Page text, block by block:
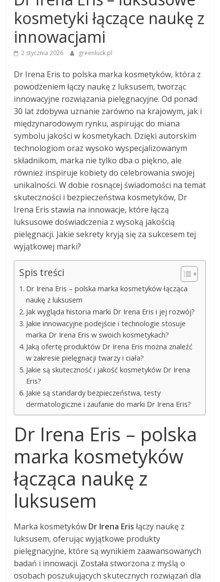
kosmetyki łączące naukę z
innowacjami
2 stycznia 2026 greenluck.pl
Dr Irena Eris to polska marka kosmetyków, która z
powodzeniem łączy naukę z luksusem, tworząc
innowacyjne rozwiązania pielęgnacyjne. Od ponad
30 lat zdobywa uznanie zarówno na krajowym, jak i
międzynarodowym rynku, aspirując do miana
symbolu jakości w kosmetykach. Dzięki autorskim
technologiom oraz wysoko wyspecjalizowanym
składnikom, marka nie tylko dba o piękno, ale
również inspiruje kobiety do celebrowania swojej
unikalności. W dobie rosnącej świadomości na temat
skuteczności i bezpieczeństwa kosmetyków, Dr
Irena Eris stawia na innowacje, które łączą
luksusowe doświadczenia z wysoką jakością
pielęgnacji. Jakie sekrety kryją się za sukcesem tej
wyjątkowej marki?
Spis treści
Dr Irena Eris – polska marka kosmetyków łącząca
naukę z luksusem
Jak wygląda historia marki Dr Irena Eris i jej rozwój?
Jakie innowacyjne podejście i technologie stosuje
marka Dr Irena Eris w swoich kosmetykach?
Jaką ofertę produktów Dr Irena Eris można znaleźć
w zakresie pielęgnacji twarzy i ciała?
Jakie są skuteczność i jakość kosmetyków Dr Irena
Eris?
Jakie są standardy bezpieczeństwa, testy
dermatologiczne i zaufanie do marki Dr Irena Eris?
Dr Irena Eris – polska
marka kosmetyków
łącząca naukę z
luksusem
Marka kosmetyków Dr Irena Eris łączy naukę z
luksusem, oferując wyjątkowe produkty
pielęgnacyjne, które są wynikiem zaawansowanych
badań i innowacji. Została stworzona z myślą o
osobach poszukujących skutecznych rozwiązań dla